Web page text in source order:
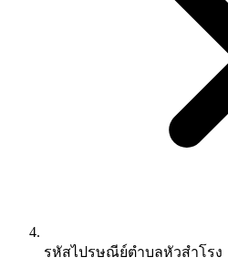
รหัสไปรษณีย์ตำบลหัวสำโรง